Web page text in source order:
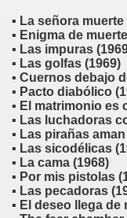
▪ La señora muerte
▪ Enigma de
▪ Las impuras
▪ Las golfas (1969)
▪ Cuernos debajo
▪ Pacto diabólico
▪ El matrimonio es
▪ Las luchadoras
▪ Las pirañas
▪ Las sicodélicas
▪ La cama (1968)
▪ Por mis pistolas
▪ Las pecadoras
▪ El deseo llega de